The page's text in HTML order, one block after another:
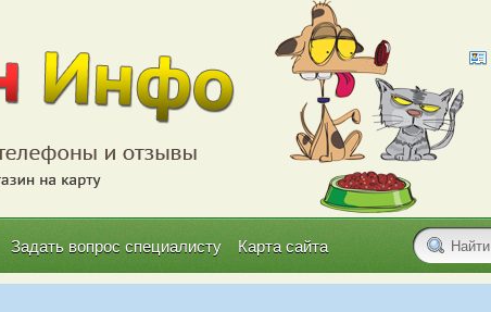
Задать вопрос специалисту Карта сайта